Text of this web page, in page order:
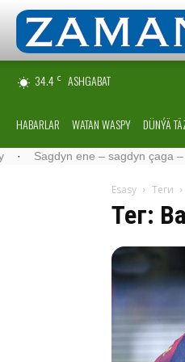
34.4 C ASHGABAT
HABARLAR WATAN WASPY DÜNÝÄ
– sagdyn çaga – sagdyn geljek ·
Esasy Теги
Тег: